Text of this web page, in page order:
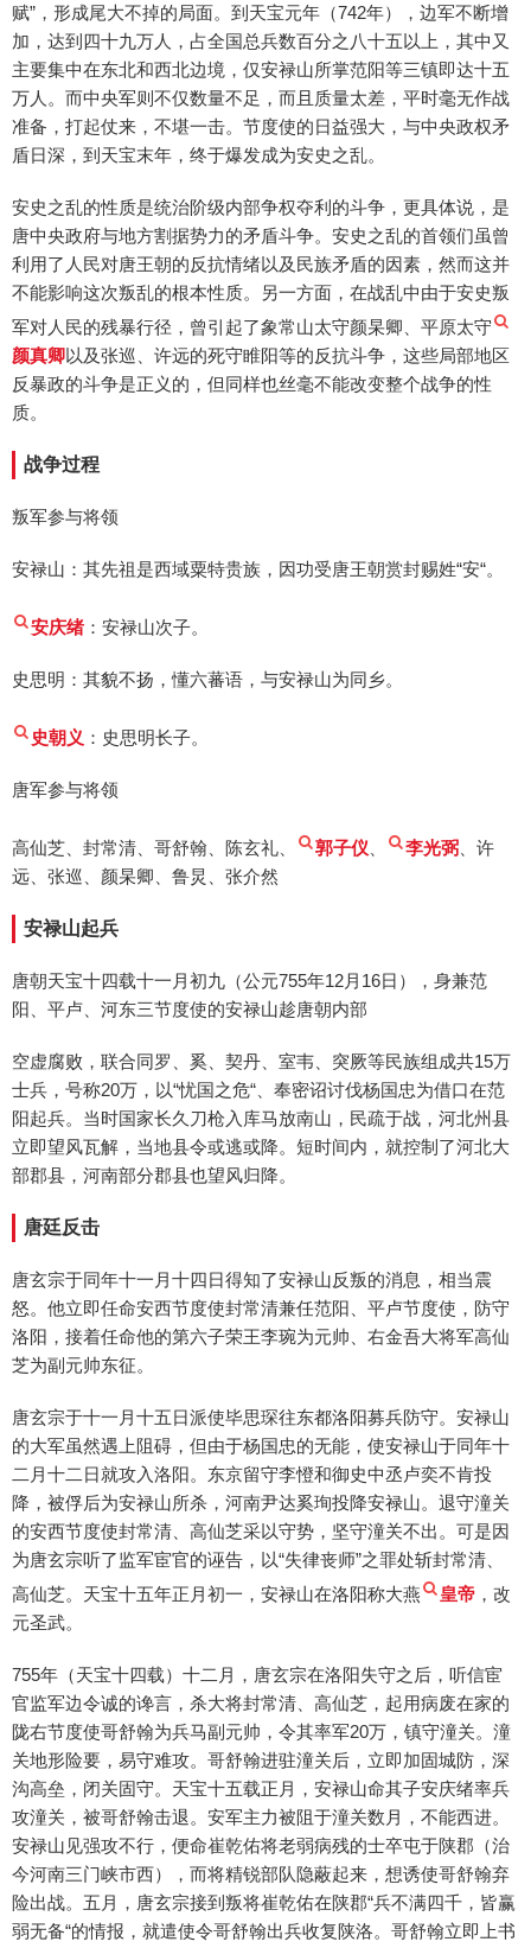
赋”，形成尾大不掉的局面。到天宝元年（742年），边军不断增
加，达到四十九万人，占全国总兵数百分之八十五以上，其中又
主要集中在东北和西北边境，仅安禄山所掌范阳等三镇即达十五
万人。而中央军则不仅数量不足，而且质量太差，平时毫无作战
准备，打起仗来，不堪一击。节度使的日益强大，与中央政权矛
盾日深，到天宝末年，终于爆发成为安史之乱。
安史之乱的性质是统治阶级内部争权夺利的斗争，更具体说，是
唐中央政府与地方割据势力的矛盾斗争。安史之乱的首领们虽曾
利用了人民对唐王朝的反抗情绪以及民族矛盾的因素，然而这并
不能影响这次叛乱的根本性质。另一方面，在战乱中由于安史叛
军对人民的残暴行径，曾引起了象常山太守颜杲卿、平原太守
颜真卿以及张巡、许远的死守睢阳等的反抗斗争，这些局部地区
反暴政的斗争是正义的，但同样也丝毫不能改变整个战争的性
质。
战争过程
叛军参与将领
安禄山：其先祖是西域粟特贵族，因功受唐王朝赏封赐姓“安“。
安庆绪 ：安禄山次子。
史思明：其貌不扬，懂六蕃语，与安禄山为同乡。
史朝义 ：史思明长子。
唐军参与将领
高仙芝、封常清、哥舒翰、陈玄礼、 郭子仪 李光弼 、许
远、张巡、颜杲卿、鲁炅、张介然
安禄山起兵
唐朝天宝十四载十一月初九（公元755年12月16日），身兼范
阳、平卢、河东三节度使的安禄山趁唐朝内部
空虚腐败，联合同罗、奚、契丹、室韦、突厥等民族组成共15万
士兵，号称20万，以“忧国之危“、奉密诏讨伐杨国忠为借口在范
阳起兵。当时国家长久刀枪入库马放南山，民疏于战，河北州县
立即望风瓦解，当地县令或逃或降。短时间内，就控制了河北大
部郡县，河南部分郡县也望风归降。
唐廷反击
唐玄宗于同年十一月十四日得知了安禄山反叛的消息，相当震
怒。他立即任命安西节度使封常清兼任范阳、平卢节度使，防守
洛阳，接着任命他的第六子荣王李琬为元帅、右金吾大将军高仙
芝为副元帅东征。
唐玄宗于十一月十五日派使毕思琛往东都洛阳募兵防守。安禄山
的大军虽然遇上阻碍，但由于杨国忠的无能，使安禄山于同年十
二月十二日就攻入洛阳。东京留守李憕和御史中丞卢奕不肯投
降，被俘后为安禄山所杀，河南尹达奚珣投降安禄山。退守潼关
的安西节度使封常清、高仙芝采以守势，坚守潼关不出。可是因
为唐玄宗听了监军宦官的诬告，以“失律丧师”之罪处斩封常清、
高仙芝。天宝十五年正月初一，安禄山在洛阳称大燕
皇帝 ，改
元圣武。
755年（天宝十四载）十二月，唐玄宗在洛阳失守之后，听信宦
官监军边令诚的谗言，杀大将封常清、高仙芝，起用病废在家的
陇右节度使哥舒翰为兵马副元帅，令其率军20万，镇守潼关。潼
关地形险要，易守难攻。哥舒翰进驻潼关后，立即加固城防，深
沟高垒，闭关固守。天宝十五载正月，安禄山命其子安庆绪率兵
攻潼关，被哥舒翰击退。安军主力被阻于潼关数月，不能西进。
安禄山见强攻不行，便命崔乾佑将老弱病残的士卒屯于陕郡（治
今河南三门峡市西），而将精锐部队隐蔽起来，想诱使哥舒翰弃
险出战。五月，唐玄宗接到叛将崔乾佑在陕郡“兵不满四千，皆赢
弱无备“的情报，就遣使令哥舒翰出兵收复陕洛。哥舒翰立即上书